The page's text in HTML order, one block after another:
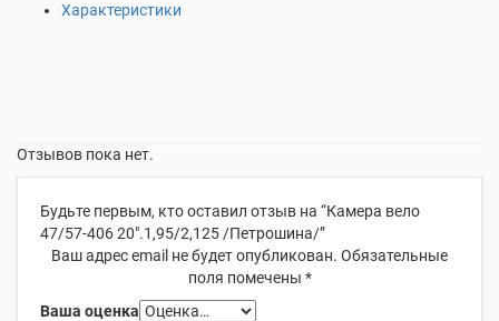
Характеристики
Отзывов пока нет.
Будьте первым, кто оставил отзыв на “Камера вело
47/57-406 20″.1,95/2,125 /Петрошина/”
Ваш адрес email не будет опубликован. Обязательные
поля помечены *
Ваша оценка